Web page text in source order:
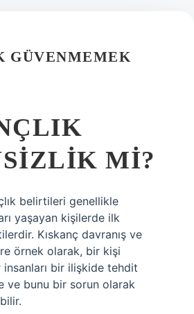
GÜVENMEMEK
MI?
belirtileri genellikle
yaşayan kişilerde ilk
Kıskanç davranış ve
örnek olarak, bir kişi
bir ilişkide tehdit
ve bunu bir sorun olarak